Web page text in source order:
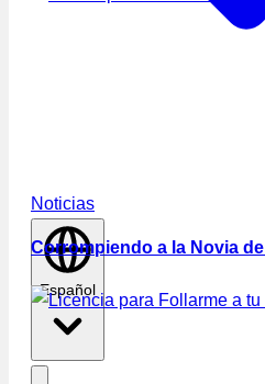
Noticias
Español
Corrompiendo a la Novia